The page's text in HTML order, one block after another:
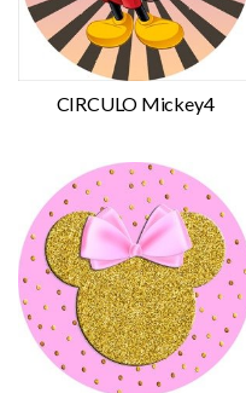
CIRCULO Mickey4